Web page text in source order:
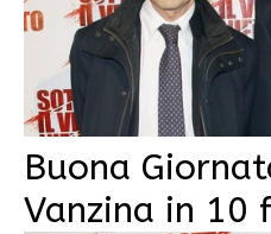
Buona
Vanzina in 10